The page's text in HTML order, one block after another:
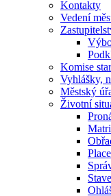
Kontakty
Vedení
Komise
Vyhlášky,
Městský
Životní